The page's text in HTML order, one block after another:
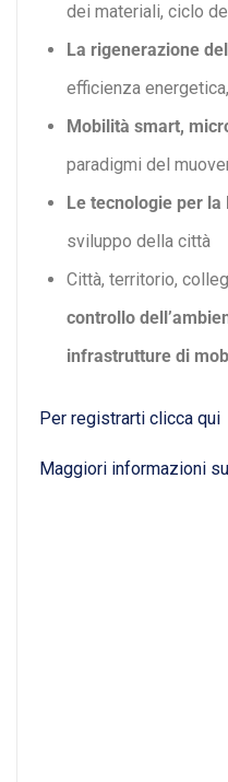
dei materiali, ciclo
La rigenerazione
efficienza
Mobilità smart,
paradigmi del
Le tecnologie per la
sviluppo della città
Città, territorio,
controllo
infrastrutture di
Per registrarti clicca qui
Maggiori informazioni